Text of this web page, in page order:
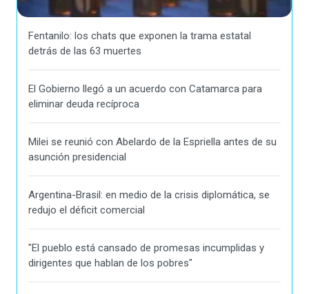
Fentanilo: los chats que exponen la trama estatal
detrás de las 63 muertes
El Gobierno llegó a un acuerdo con Catamarca para
eliminar deuda recíproca
Milei se reunió con Abelardo de la Espriella antes de su
asunción presidencial
Argentina-Brasil: en medio de la crisis diplomática, se
redujo el déficit comercial
"El pueblo está cansado de promesas incumplidas y
dirigentes que hablan de los pobres"